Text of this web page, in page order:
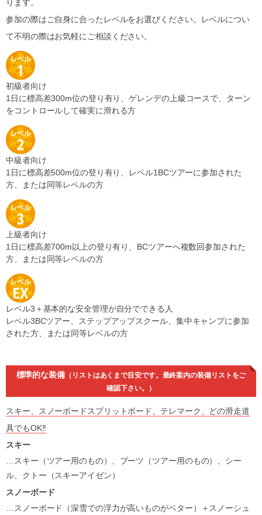
ります。
参加の際はご自身に合ったレベルをお選びください。レベルについ
て不明の際はお気軽にご相談ください。
初級者向け
1日に標高差300m位の登り有り、ゲレンデの上級コースで、ターン
をコントロールして確実に滑れる方
中級者向け
1日に標高差500m位の登り有り、レベル1BCツアーに参加された
方、または同等レベルの方
上級者向け
1日に標高差700m以上の登り有り、BCツアーへ複数回参加された
方、または同等レベルの方
レベル3＋基本的な安全管理が自分でできる人
レベル3BCツアー、ステップアップスクール、集中キャンプに参加
された方、または同等レベルの方
標準的な装備 （リストはあくまで目安です。最終案内の装備リストをご
確認下さい。）
スキー、スノーボードスプリットボード、テレマーク、どの滑走道
具でもOK!!
スキー
…スキー（ツアー用のもの）、ブーツ（ツアー用のもの）、シー
ル、クトー（スキーアイゼン）
スノーボード
…スノーボード（深雪での浮力が高いものがベター）＋スノーシュ